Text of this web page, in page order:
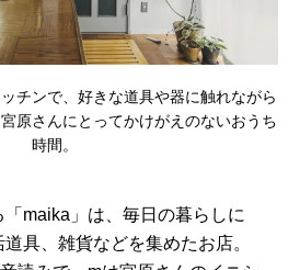
チンで、好きな道具や器に触れながら
原さんにとってかけがえのないおうち
時間。
maika」は、毎日の暮らしに
具、雑貨などを集めたお店。